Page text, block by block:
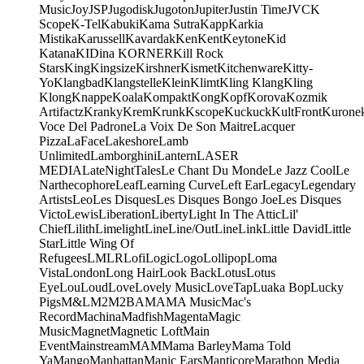
MusicJoyJSPJugodiskJugotonJupiterJustin TimeJVCK
ScopeK-TelKabukiKama SutraKappKarkia
MistikaKarussellKavardakKenKentKeytoneKid
KatanaKIDina KORNERKill Rock
StarsKingKingsizeKirshnerKismetKitchenwareKitty-
YoKlangbadKlangstelleKleinKlimtKling KlangKling
KlongKnappeKoalaKompaktKongKopfKorovaKozmik
ArtifactzKrankyKremKrunkKscopeKuckuckKultFront
Voce Del PadroneLa Voix De Son MaitreLacquer
PizzaLaFaceLakeshoreLamb
UnlimitedLamborghiniLanternLASER
MEDIALateNightTalesLe Chant Du MondeLe Jazz CoolLe
NarthecophoreLeafLearning CurveLeft EarLegacyLegendary
ArtistsLeoLes DisquesLes Disques Bongo JoeLes Disques
VictoLewisLiberationLibertyLight In The AtticLil'
ChiefLilithLimelightLineLine/OutLineLinkLittle DavidLittle
StarLittle Wing Of
RefugeesLMLRLofiLogicLogoLollipopLoma
VistaLondonLong HairLook BackLotusLotus
EyeLouLoudLoveLovely MusicLoveTapLuaka BopLucky
PigsM&LM2M2BAMAMA MusicMac's
RecordMachinaMadfishMagentaMagic
MusicMagnetMagnetic LoftMain
EventMainstreamMAMMama BarleyMama Told
YaMangoManhattanManic EarsManticoreMarathon Media